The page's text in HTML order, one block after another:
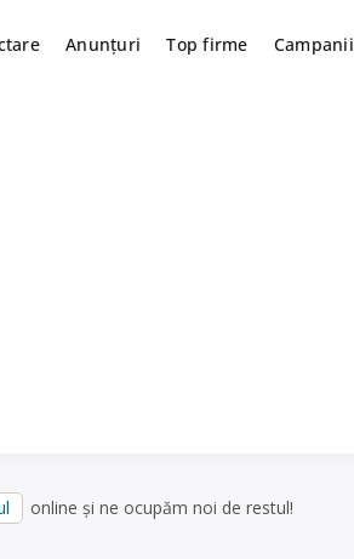
Anunțuri Top firme Campanii
online și ne ocupăm noi de restul!